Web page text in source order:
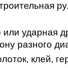
ударная
разного
клей,